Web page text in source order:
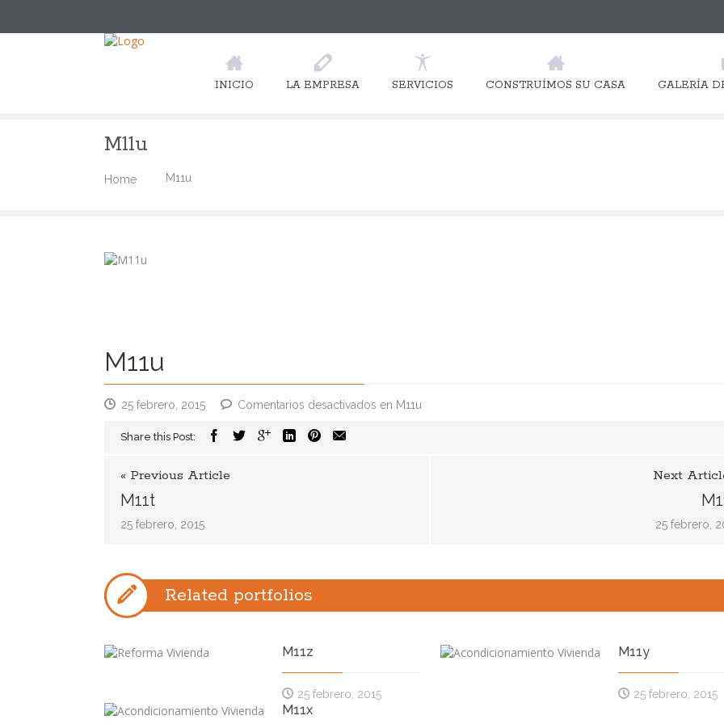
INICIO LA EMPRESA SERVICIOS CONSTRUÍMOS SU CASA GALERÍA
M11u
Home M11u
M11u
25 febrero, 2015 Comentarios desactivados en M11u
Share this Post:
« Previous Article
M11t
25 febrero, 2015
Next
25 febrero,
Related portfolios
M11z
25 febrero, 2015
M11y
25 febrero, 2015
M11x